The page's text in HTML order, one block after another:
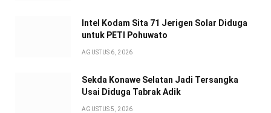
Intel Kodam Sita 71 Jerigen Solar Diduga
untuk PETI Pohuwato
AGUSTUS 6, 2026
Sekda Konawe Selatan Jadi Tersangka
Usai Diduga Tabrak Adik
AGUSTUS 5, 2026